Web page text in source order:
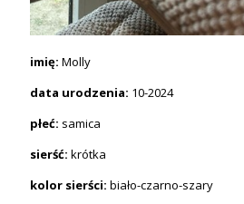
imię: Molly
data urodzenia: 10-2024
płeć: samica
sierść: krótka
kolor sierści: biało-czarno-szary